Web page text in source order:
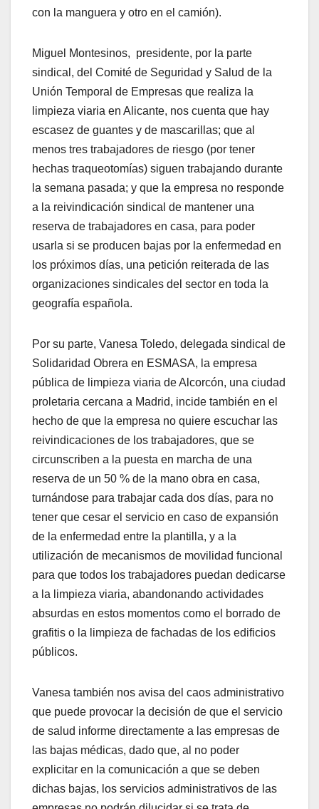
con la manguera y otro en el camión).
Miguel Montesinos, presidente, por la parte
sindical, del Comité de Seguridad y Salud de la
Unión Temporal de Empresas que realiza la
limpieza viaria en Alicante, nos cuenta que hay
escasez de guantes y de mascarillas; que al
menos tres trabajadores de riesgo (por tener
hechas traqueotomías) siguen trabajando durante
la semana pasada; y que la empresa no responde
a la reivindicación sindical de mantener una
reserva de trabajadores en casa, para poder
usarla si se producen bajas por la enfermedad en
los próximos días, una petición reiterada de las
organizaciones sindicales del sector en toda la
geografía española.
Por su parte, Vanesa Toledo, delegada sindical de
Solidaridad Obrera en ESMASA, la empresa
pública de limpieza viaria de Alcorcón, una ciudad
proletaria cercana a Madrid, incide también en el
hecho de que la empresa no quiere escuchar las
reivindicaciones de los trabajadores, que se
circunscriben a la puesta en marcha de una
reserva de un 50 % de la mano obra en casa,
turnándose para trabajar cada dos días, para no
tener que cesar el servicio en caso de expansión
de la enfermedad entre la plantilla, y a la
utilización de mecanismos de movilidad funcional
para que todos los trabajadores puedan dedicarse
a la limpieza viaria, abandonando actividades
absurdas en estos momentos como el borrado de
grafitis o la limpieza de fachadas de los edificios
públicos.
Vanesa también nos avisa del caos administrativo
que puede provocar la decisión de que el servicio
de salud informe directamente a las empresas de
las bajas médicas, dado que, al no poder
explicitar en la comunicación a que se deben
dichas bajas, los servicios administrativos de las